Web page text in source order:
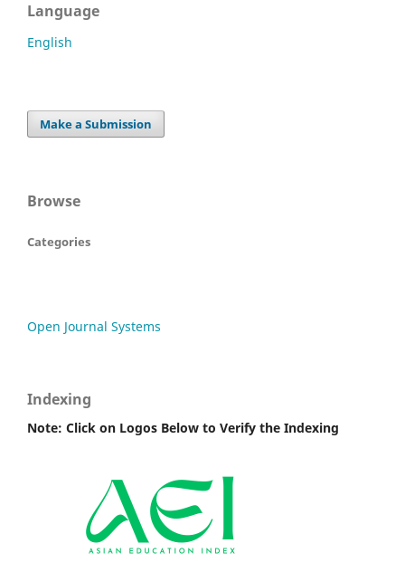
Language
English
Make a Submission
Browse
Categories
Open Journal Systems
Indexing
Note: Click on Logos Below to Verify the Indexing